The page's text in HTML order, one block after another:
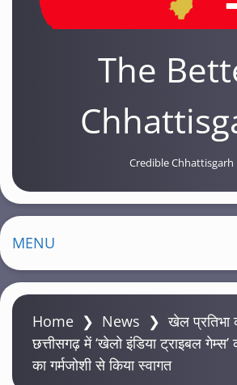
The
Credible Chhattisgarh
MENU
Home ❯ News ❯खेल प्रतिभा
छत्तीसगढ़ में ‘खेलो इंडिया ट्राइबल गेम्स’
का गर्मजोशी से किया स्वागत